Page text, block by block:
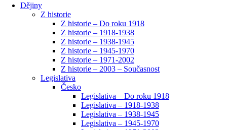
Dějiny
Z historie
Z historie – Do roku 1918
Z historie – 1918-1938
Z historie – 1938-1945
Z historie – 1945-1970
Z historie – 1971-2002
Z historie – 2003 – Současnost
Legislativa
Česko
Legislativa – Do roku 1918
Legislativa – 1918-1938
Legislativa – 1938-1945
Legislativa – 1945-1970